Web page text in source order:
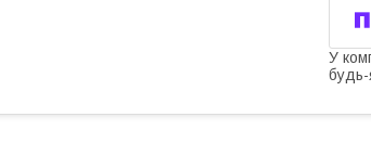
У
будь-